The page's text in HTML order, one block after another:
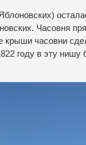
Часовня
крыши часовни
году в эту нишу